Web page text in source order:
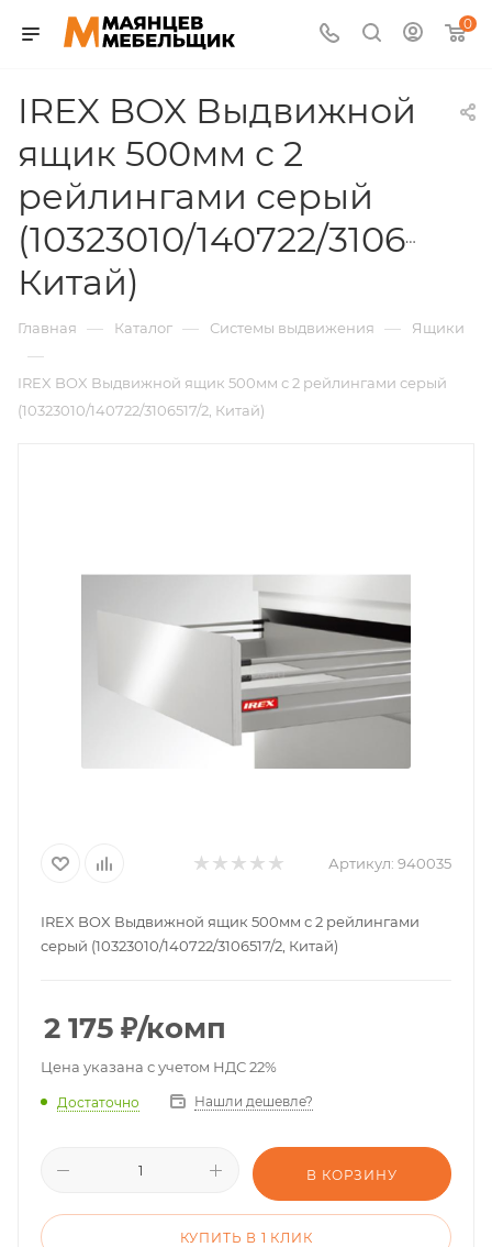
0
IREX BOX Выдвижной
ящик 500мм с 2
рейлингами серый
(10323010/140722/3106517/
Китай)
Главная — Каталог — Системы выдвижения — Ящики
—
IREX BOX Выдвижной ящик 500мм с 2 рейлингами серый
(10323010/140722/3106517/2, Китай)
Артикул: 940035
IREX BOX Выдвижной ящик 500мм с 2 рейлингами
серый (10323010/140722/3106517/2, Китай)
2 175 ₽/комп
Цена указана с учетом НДС 22%
Достаточно Нашли дешевле?
В КОРЗИНУ
КУПИТЬ В 1 КЛИК